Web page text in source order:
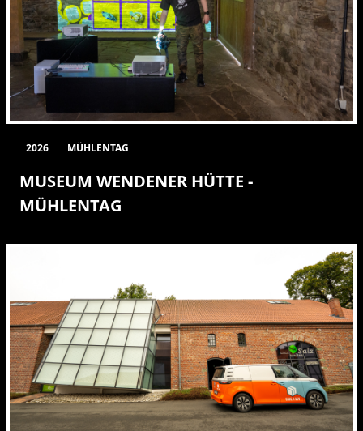
2026 MÜHLENTAG
MUSEUM WENDENER HÜTTE -
MÜHLENTAG